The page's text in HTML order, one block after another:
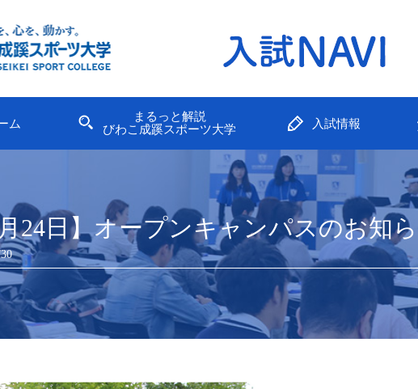
ム
まるっと解説
びわこ成蹊スポーツ大学
入試情報
月24日】オープンキャンパスのお知